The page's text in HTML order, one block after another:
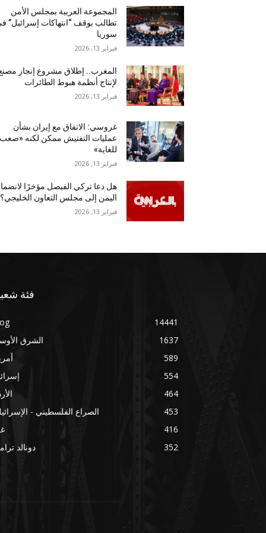
المجموعة العربية بمجلس الأمن
تطالب بوقف “انتهاكات إسرائيل”
سوريا
فبراير 13, 2026
المغرب.. إطلاق مشروع إنجاز
لإنتاج أنظمة هبوط الطائرات
فبراير 13, 2026
غروسي: الاتفاق مع إيران بشأن
عمليات التفتيش ممكن لكنه «صعب
للغاية»
فبراير 13, 2026
هل دعا تركي الفيصل مؤخرًا
اليمن إلى مجلس التعاون الخليجي؟
فبراير 13, 2026
فئة
14441
الشرق
1637
589
554
464
الصراع الفلسطيني -
453
416
دونالد
352